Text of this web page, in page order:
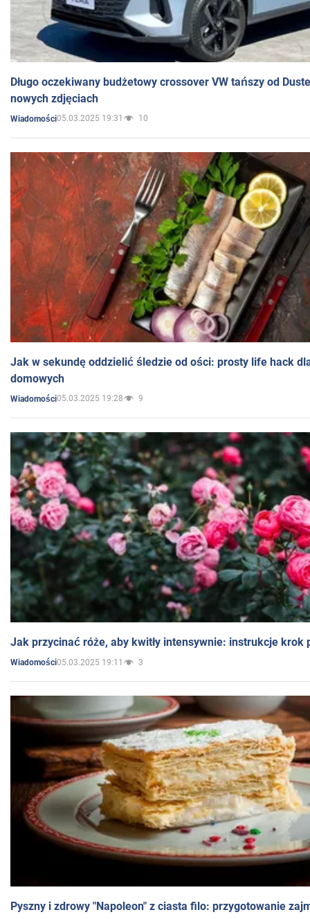
Długo oczekiwany budżetowy crossover VW tańszy od
nowych zdjęciach
Wiadomości05.03.2025 19:31 10
Jak w sekundę oddzielić śledzie od ości: prosty life hack
domowych
Wiadomości05.03.2025 19:28 9
Jak przycinać róże, aby kwitły intensywnie: instrukcje krok
Wiadomości05.03.2025 19:11 3
Pyszny i zdrowy "Napoleon" z ciasta filo: przygotowanie